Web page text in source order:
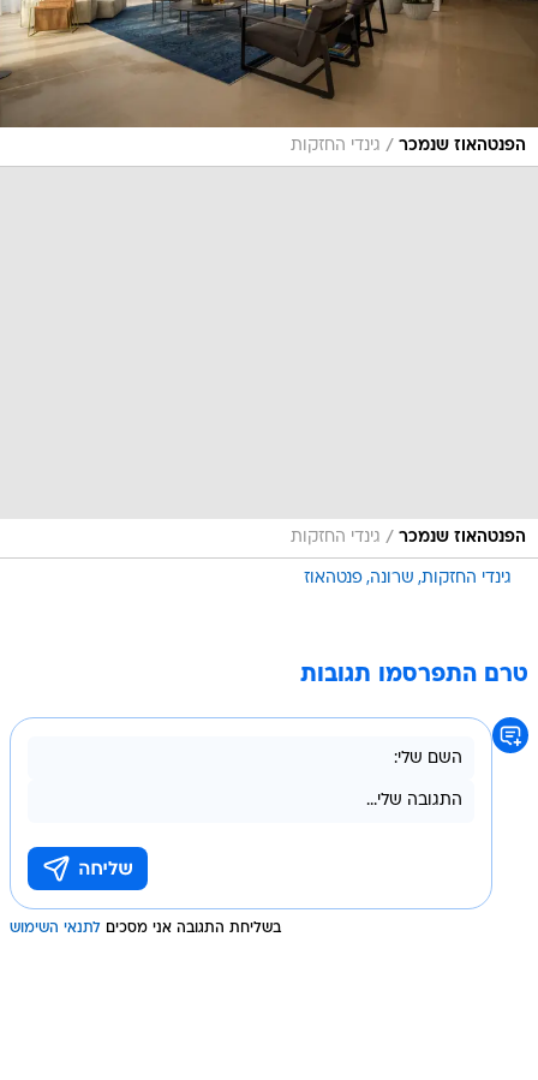
הפנטהאוז שנמכר / גינדי החזקות
הפנטהאוז שנמכר / גינדי החזקות
גינדי החזקות שרונה פנטהאוז
טרם התפרסמו תגובות
בשליחת התגובה אני מסכים לתנאי השימוש